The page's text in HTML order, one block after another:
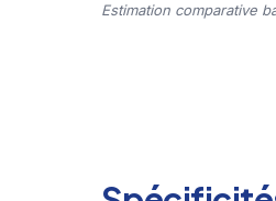
Estimation comparative